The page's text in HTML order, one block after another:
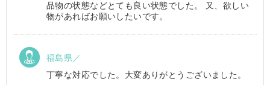
品物の状態などとても良い状態でした。 又、欲しい
物があればお願いしたいです。
福島県／
丁寧な対応でした。大変ありがとうございました。